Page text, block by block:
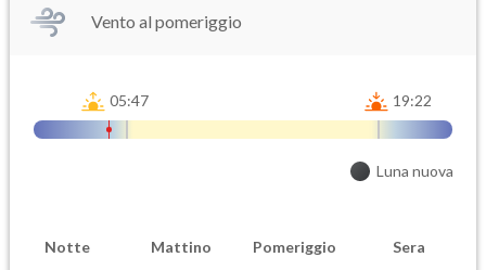
Vento al pomeriggio
05:47 19:22
Luna nuova
Notte Mattino Pomeriggio Sera